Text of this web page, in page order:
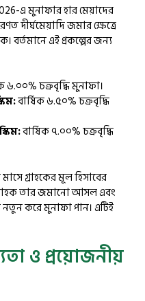
এ মুনাফার হার মেয়াদের
দীর্ঘমেয়াদি জমার ক্ষেত্রে
বর্তমানে এই প্রকল্পের জন্য
৬.০০% চক্রবৃদ্ধি মুনাফা।
বার্ষিক ৬.৫০% চক্রবৃদ্ধি
বার্ষিক ৭.০০% চক্রবৃদ্ধি
গ্রাহকের মূল হিসাবের
তার জমানো আসল এবং
করে মুনাফা পান। এটিই
ও প্রয়োজনীয়